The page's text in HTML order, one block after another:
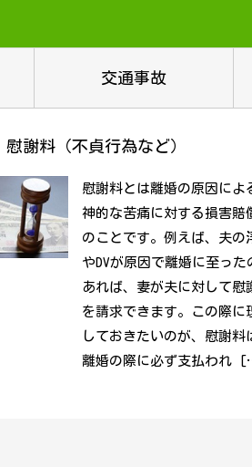
交通事故
慰謝料（不貞行為など）
慰謝料とは離婚の原因によ
神的な苦痛に対する損害賠
のことです。例えば、夫の
やDVが原因で離婚に至った
あれば、妻が夫に対して慰
を請求できます。この際に
しておきたいのが、慰謝料
離婚の際に必ず支払われ